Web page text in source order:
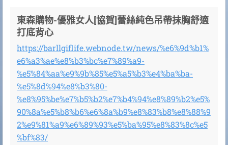
東森購物-優雅女人[協賀]蕾絲純色吊帶抹胸舒適
打底背心
https://barllgiflife.webnode.tw/news/%e6%9d%b1%
e6%a3%ae%e8%b3%bc%e7%89%a9-
%e5%84%aa%e9%9b%85%e5%a5%b3%e4%ba%ba-
%e5%8d%94%e8%b3%80-
%e8%95%be%e7%b5%b2%e7%b4%94%e8%89%b2%e5%
90%8a%e5%b8%b6%e6%8a%b9%e8%83%b8%e8%88%9
2%e9%81%a9%e6%89%93%e5%ba%95%e8%83%8c%e5
%bf%83/